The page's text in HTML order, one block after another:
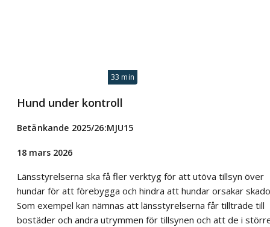
33 min
Hund under kontroll
Betänkande 2025/26:MJU15
18 mars 2026
Länsstyrelserna ska få fler verktyg för att utöva tillsyn över
hundar för att förebygga och hindra att hundar orsakar
Som exempel kan nämnas att länsstyrelserna får tillträde till
bostäder och andra utrymmen för tillsynen och att de i